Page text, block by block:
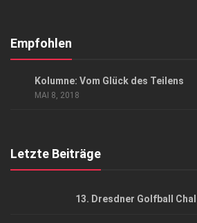
Kontakt, Impressum
Empfohlen
Kolumne: Vom Glück des Teilens
MAI 8, 2018
Letzte Beiträge
13. Dresdner Golfball